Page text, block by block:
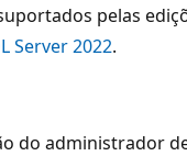
pelas
Server 2022.
do administrador